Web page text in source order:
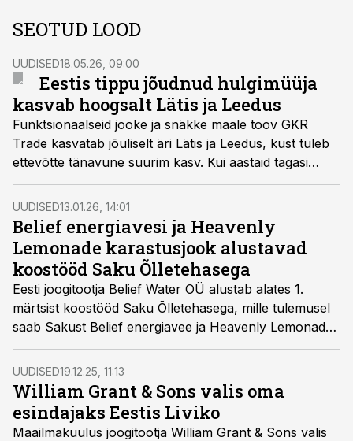
SEOTUD LOOD
UUDISED18.05.26, 09:00
Eestis tippu jõudnud hulgimüüja
kasvab hoogsalt Lätis ja Leedus
Funktsionaalseid jooke ja snäkke maale toov GKR
Trade kasvatab jõuliselt äri Lätis ja Leedus, kust tuleb
ettevõtte tänavune suurim kasv. Kui aastaid tagasi
lõppes esimene laienemiskatse Baltikumis kahjumiga,
siis nüüdseks on toimiv retsept eduks leitud.
UUDISED13.01.26, 14:01
Belief energiavesi ja Heavenly
Lemonade karastusjook alustavad
koostööd Saku Õlletehasega
Eesti joogitootja Belief Water OÜ alustab alates 1.
märtsist koostööd Saku Õlletehasega, mille tulemusel
saab Sakust Belief energiavee ja Heavenly Lemonade
karastusjoogi ametlik müügi- ja distributsioonipartner
Eesti turul. Koostöö avab mõlemale Eesti päritolu
joogibrändile uue arenguetapi ning loob võimalused
jõuda laiema tarbijaskonnani.
UUDISED19.12.25, 11:13
William Grant & Sons valis oma
esindajaks Eestis Liviko
Maailmakuulus joogitootja William Grant & Sons valis